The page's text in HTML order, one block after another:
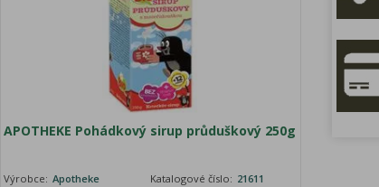
APOTHEKE Pohádkový sirup průduškový 250g
Výrobce: Apotheke Katalogové číslo: 21611